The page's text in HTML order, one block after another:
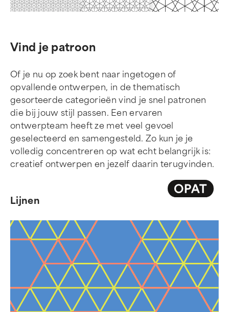
Vind je patroon
Of je nu op zoek bent naar ingetogen of
opvallende ontwerpen, in de thematisch
gesorteerde categorieën vind je snel patronen
die bij jouw stijl passen. Een ervaren
ontwerpteam heeft ze met veel gevoel
geselecteerd en samengesteld. Zo kun je je
volledig concentreren op wat echt belangrijk is:
creatief ontwerpen en jezelf daarin terugvinden.
Lijnen